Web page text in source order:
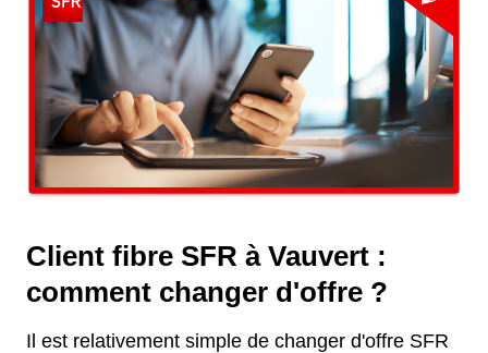
Client fibre SFR à Vauvert :
comment changer d'offre ?
Il est relativement simple de changer d'offre SFR